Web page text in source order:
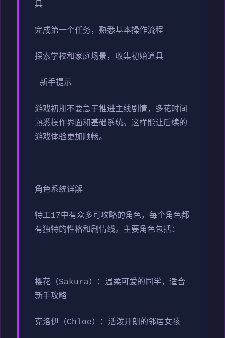
具
完成第一个任务，熟悉基本操作流程
探索学校和家庭场景，收集初始道具
新手提示
游戏初期不要急于推进主线剧情，多花时间
熟悉操作界面和基础系统。这样能让后续的
游戏体验更加顺畅。
角色系统详解
特工17中有众多可攻略的角色，每个角色都
有独特的性格和剧情线。主要角色包括：
樱花（Sakura）：温柔可爱的同学，适合
新手攻略
克洛伊（Chloe）：活泼开朗的邻居女孩